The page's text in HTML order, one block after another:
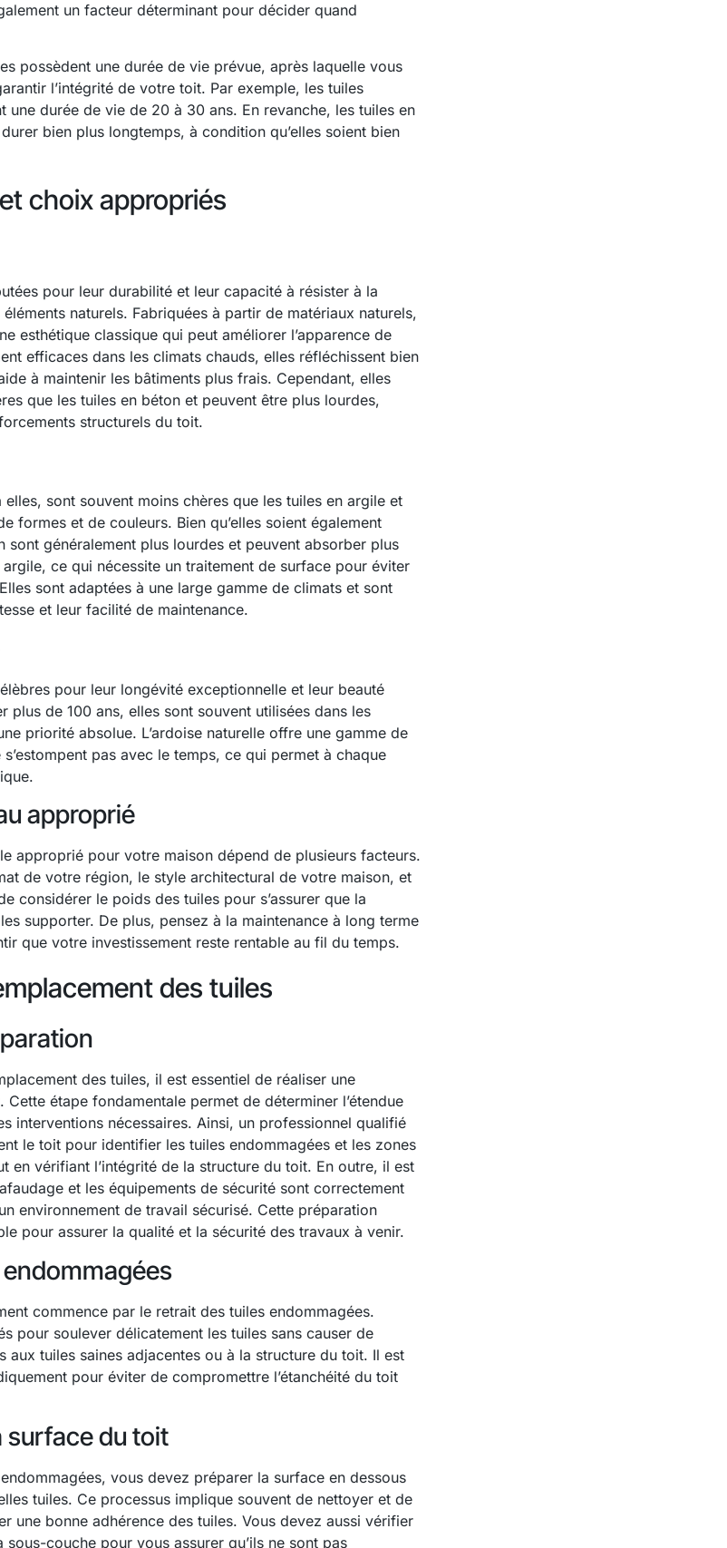
un facteur déterminant pour décider quand
possèdent une durée de vie prévue, après laquelle vous
l’intégrité de votre toit. Par exemple, les tuiles
une durée de vie de 20 à 30 ans. En revanche, les tuiles en
bien plus longtemps, à condition qu’elles soient bien
choix appropriés
pour leur durabilité et leur capacité à résister à la
naturels. Fabriquées à partir de matériaux naturels,
esthétique classique qui peut améliorer l’apparence de
efficaces dans les climats chauds, elles réfléchissent bien
à maintenir les bâtiments plus frais. Cependant, elles
que les tuiles en béton et peuvent être plus lourdes,
structurels du toit.
sont souvent moins chères que les tuiles en argile et
formes et de couleurs. Bien qu’elles soient également
sont généralement plus lourdes et peuvent absorber plus
argile, ce qui nécessite un traitement de surface pour éviter
sont adaptées à une large gamme de climats et sont
et leur facilité de maintenance.
pour leur longévité exceptionnelle et leur beauté
plus de 100 ans, elles sont souvent utilisées dans les
priorité absolue. L’ardoise naturelle offre une gamme de
pas avec le temps, ce qui permet à chaque
approprié
approprié pour votre maison dépend de plusieurs facteurs.
de votre région, le style architectural de votre maison, et
considérer le poids des tuiles pour s’assurer que la
supporter. De plus, pensez à la maintenance à long terme
que votre investissement reste rentable au fil du temps.
des tuiles
des tuiles, il est essentiel de réaliser une
étape fondamentale permet de déterminer l’étendue
interventions nécessaires. Ainsi, un professionnel qualifié
le toit pour identifier les tuiles endommagées et les zones
en vérifiant l’intégrité de la structure du toit. En outre, il est
et les équipements de sécurité sont correctement
environnement de travail sécurisé. Cette préparation
pour assurer la qualité et la sécurité des travaux à venir.
commence par le retrait des tuiles endommagées.
pour soulever délicatement les tuiles sans causer de
aux tuiles saines adjacentes ou à la structure du toit. Il est
pour éviter de compromettre l’étanchéité du toit
surface du toit
vous devez préparer la surface en dessous
tuiles. Ce processus implique souvent de nettoyer et de
une bonne adhérence des tuiles. Vous devez aussi vérifier
sous-couche pour vous assurer qu’ils ne sont pas